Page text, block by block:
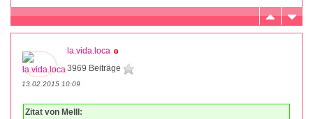
la.vida.loca
3969 Beiträge
13.02.2015 10:09
Zitat von Melll: